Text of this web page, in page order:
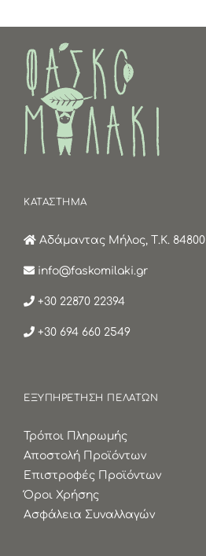
ΚΑΤΑΣΤΗΜΑ
Αδάμαντας Μήλος, Τ.Κ. 84800
info@faskomilaki.gr
+30 22870 22394
+30 694 660 2549
ΕΞΥΠΗΡΕΤΗΣΗ ΠΕΛΑΤΩΝ
Τρόποι Πληρωμής
Αποστολή Προϊόντων
Επιστροφές Προϊόντων
Όροι Χρήσης
Ασφάλεια Συναλλαγών